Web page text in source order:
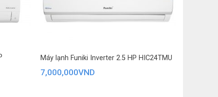
11 kg
Máy lạnh Funiki Inverter 2.5 HP HIC24TMU
7,000,000VND